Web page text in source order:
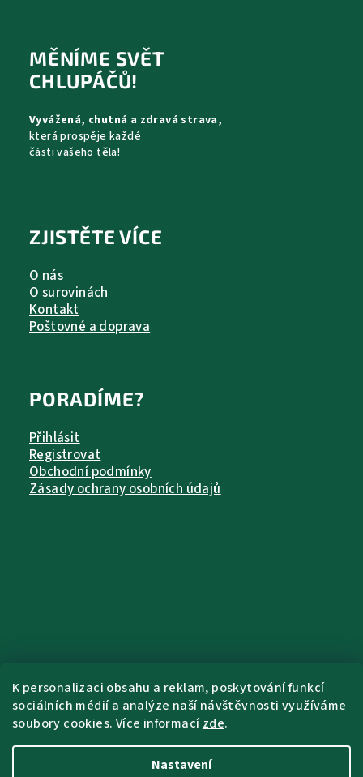
K personalizaci obsahu a reklam, poskytování funkcí
sociálních médií a analýze naší návštěvnosti využíváme
soubory cookies. Více informacízde.
Nastavení
MĚNÍME SVĚT
CHLUPÁČŮ!
Vyvážená, chutná a zdravá strava,
která prospěje každé
části vašeho těla!
ZJISTĚTE VÍCE
O nás
O surovinách
Kontakt
Poštovné a doprava
PORADÍME?
Přihlásit
Registrovat
Obchodní podmínky
Zásady ochrany osobních údajů
Copyright 2026Pet Farm Food